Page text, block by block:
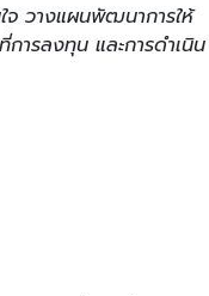
จ วางแผนพัฒนาการให้
ารลงทุน และการดำเนิน